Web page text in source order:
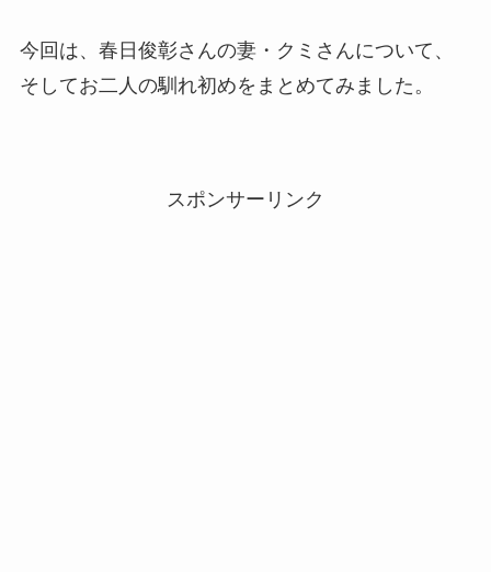
今回は、春日俊彰さんの妻・クミさんについて、
そしてお二人の馴れ初めをまとめてみました。
スポンサーリンク